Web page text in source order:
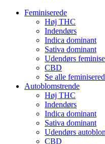
Feminiserede
Høj THC
Indendørs
Indica dominant
Sativa dominant
Udendørs
CBD
Se alle
Autoblomstrende
Høj THC
Indendørs
Indica dominant
Sativa dominant
Udendørs
CBD